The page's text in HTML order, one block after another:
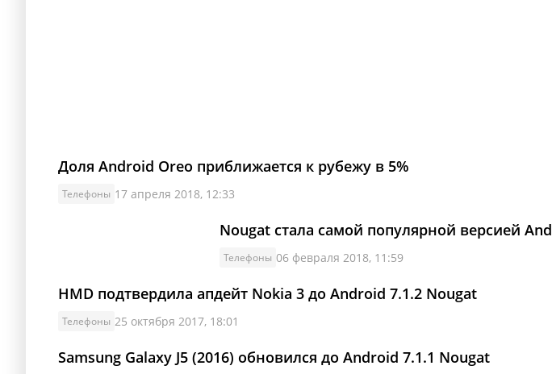
Доля Android Oreo приближается к рубежу в 5%
Телефоны 17 апреля 2018, 12:33
Nougat стала самой популярной версией
Телефоны 06 февраля 2018, 11:59
HMD подтвердила апдейт Nokia 3 до Android 7.1.2 Nougat
Телефоны 25 октября 2017, 18:01
Samsung Galaxy J5 (2016) обновился до Android 7.1.1 Nougat